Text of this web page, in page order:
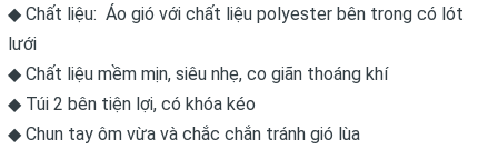
◆ Chất liệu: Áo gió với chất liệu polyester bên trong có lót
lưới
◆ Chất liệu mềm mịn, siêu nhẹ, co giãn thoáng khí
◆ Túi 2 bên tiện lợi, có khóa kéo
◆ Chun tay ôm vừa và chắc chắn tránh gió lùa